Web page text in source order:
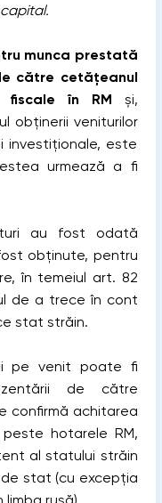
munca prestată
către cetățeanul
fiscale în RM și,
obținerii veniturilor
investiționale, este
urmează a fi
au fost odată
obținute, pentru
în temeiul art. 82
de a trece în cont
stat străin.
pe venit poate fi
de către
confirmă achitarea
hotarele RM,
al statului străin
stat (cu excepţia